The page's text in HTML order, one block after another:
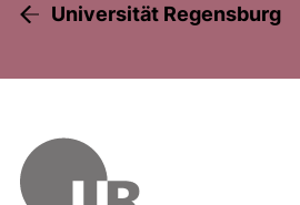
Universität Regensburg